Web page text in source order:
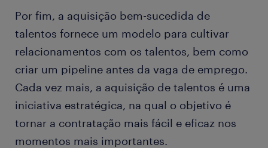
Por fim, a aquisição bem-sucedida de
talentos fornece um modelo para cultivar
relacionamentos com os talentos, bem como
criar um pipeline antes da vaga de emprego.
Cada vez mais, a aquisição de talentos é uma
iniciativa estratégica, na qual o objetivo é
tornar a contratação mais fácil e eficaz nos
momentos mais importantes.